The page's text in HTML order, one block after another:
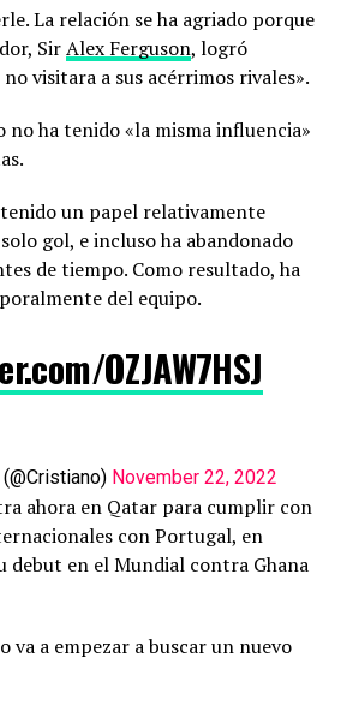
La relación se ha agriado porque
SirAlex Ferguson, logró
visitara a sus acérrimos rivales».
no ha tenido «la misma influencia»
un papel relativamente
gol, e incluso ha abandonado
de tiempo. Como resultado, ha
del equipo.
OZJAW7HSJ
November 22, 2022
ahora en Qatar para cumplir con
con Portugal, en
debut en el Mundial contra Ghana
va a empezar a buscar un nuevo